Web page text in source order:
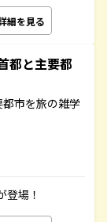
細を見る
都と主要都
市を旅の雑学
登場！